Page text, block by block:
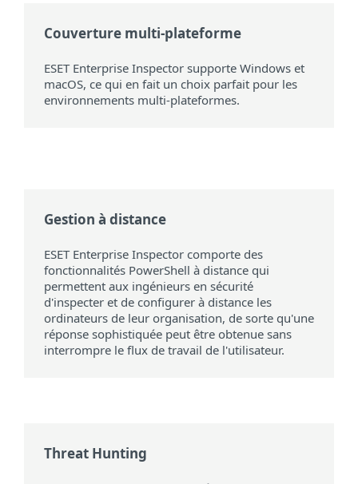
Couverture multi-plateforme
ESET Enterprise Inspector supporte Windows et
macOS, ce qui en fait un choix parfait pour les
environnements multi-plateformes.
Gestion à distance
ESET Enterprise Inspector comporte des
fonctionnalités PowerShell à distance qui
permettent aux ingénieurs en sécurité
d'inspecter et de configurer à distance les
ordinateurs de leur organisation, de sorte qu'une
réponse sophistiquée peut être obtenue sans
interrompre le flux de travail de l'utilisateur.
Threat Hunting